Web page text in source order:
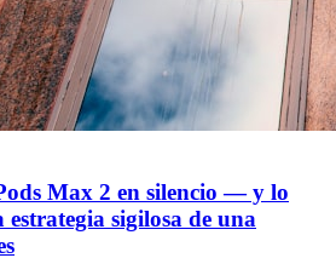
Max 2 en silencio — y lo
estrategia sigilosa de una